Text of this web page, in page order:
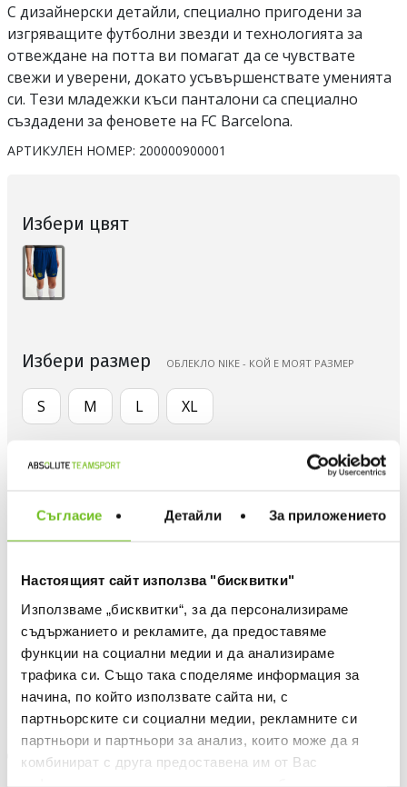
Съгласие Детайли За приложението
Настоящият сайт използва "бисквитки"
Използваме „бисквитки“, за да персонализираме
съдържанието и рекламите, да предоставяме
функции на социални медии и да анализираме
трафика си. Също така споделяме информация за
начина, по който използвате сайта ни, с
партньорските си социални медии, рекламните си
партньори и партньори за анализ, които може да я
комбинират с друга предоставена им от Вас
С дизайнерски детайли, специално пригодени за
изгряващите футболни звезди и технологията за
отвеждане на потта ви помагат да се чувствате
свежи и уверени, докато усъвършенствате уменията
си. Тези младежки къси панталони са специално
създадени за феновете на FC Barcelona.
АРТИКУЛЕН НОМЕР: 200000900001
Избери цвят
Избери размер ОБЛЕКЛО NIKE - КОЙ Е МОЯТ РАЗМЕР
S M L XL
БЕЗПЛАТНА ДОСТАВКА НАД 50 €.
ВИЖ ПОВЕЧЕ
30 ДНИ БЕЗПЛАТНО ВРЪЩАНЕ
Информация за продукта
Описание
Доставка